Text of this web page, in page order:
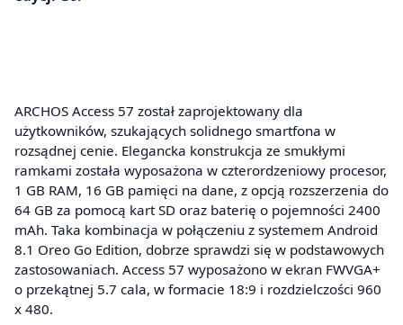
ARCHOS Access 57 został zaprojektowany dla
użytkowników, szukających solidnego smartfona w
rozsądnej cenie. Elegancka konstrukcja ze smukłymi
ramkami została wyposażona w czterordzeniowy procesor,
1 GB RAM, 16 GB pamięci na dane, z opcją rozszerzenia do
64 GB za pomocą kart SD oraz baterię o pojemności 2400
mAh. Taka kombinacja w połączeniu z systemem Android
8.1 Oreo Go Edition, dobrze sprawdzi się w podstawowych
zastosowaniach. Access 57 wyposażono w ekran FWVGA+
o przekątnej 5.7 cala, w formacie 18:9 i rozdzielczości 960
x 480.